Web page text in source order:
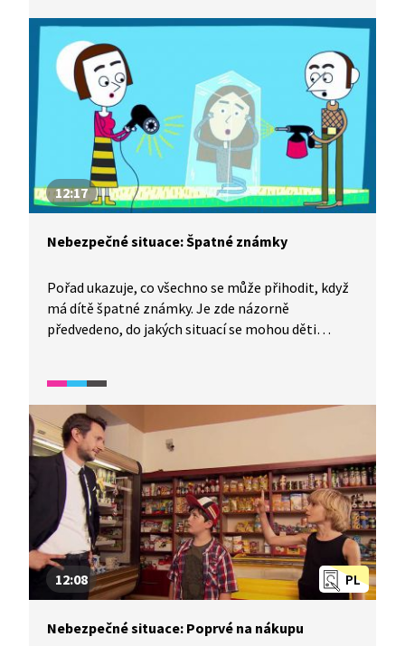
12:17
Nebezpečné situace: Špatné známky
Pořad ukazuje, co všechno se může přihodit, když
má dítě špatné známky. Je zde názorně
předvedeno, do jakých situací se mohou děti
pořadu je i krátký test.
PL
12:08
Nebezpečné situace: Poprvé na nákupu